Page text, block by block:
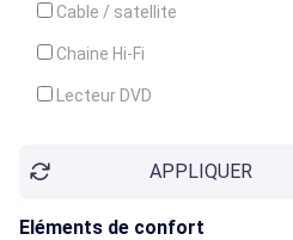
Cable / satellite
Chaine Hi-Fi
Lecteur DVD
APPLIQUER
Eléments de confort